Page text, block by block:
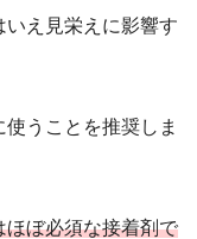
いえ見栄えに影響す
うことを推奨しま
ほぼ必須な接着剤で